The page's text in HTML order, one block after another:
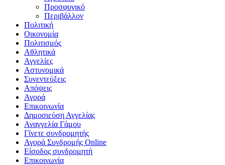
Προσφυγικό
Περιβάλλον
Πολιτική
Οικονομία
Πολιτισμός
Αθλητικά
Αγγελίες
Αστυνομικά
Συνεντεύξεις
Απόψεις
Αγορά
Επικοινωνία
Δημοσιεύση Αγγελίας
Αναγγελία Γάμου
Γίνετε συνδρομητής
Αγορά Συνδρομής Online
Είσοδος συνδρομητή
Επικοινωνία